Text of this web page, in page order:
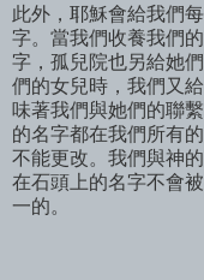
此外，耶穌會給我們
字。當我們收養我們
字，孤兒院也另給她
們的女兒時，我們又
味著我們與她們的聯
的名字都在我們所有
不能更改。我們與神
在石頭上的名字不會
一的。